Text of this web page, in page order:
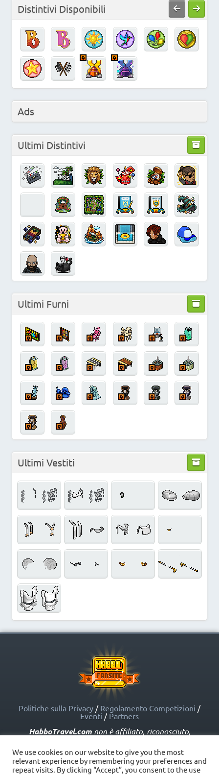
Distintivi Disponibili
Ads
Ultimi Distintivi
Ultimi Furni
Ultimi Vestiti
Politiche sulla Privacy / Regolamento Competizioni /
Eventi / Partners
HabboTravel.comnon è affiliato, riconosciuto,
dalle società affiliate. HabboTravel.com può servirsi di
marchi registrati e altre proprietà intellettuali di Habbo
come indicato nelle Politiche sui Fansite.
We use cookies on our website to give you the most
relevant experience by remembering your preferences and
repeat visits. By clicking “Accept”, you consent to the use